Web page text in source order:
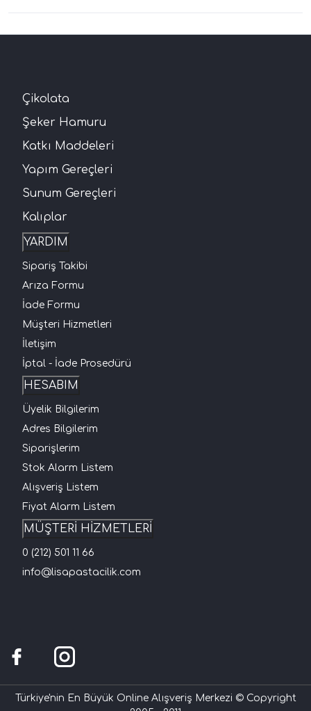
Çikolata
Şeker Hamuru
Katkı Maddeleri
Yapım Gereçleri
Sunum Gereçleri
Kalıplar
YARDIM
Sipariş Takibi
Arıza Formu
İade Formu
Müşteri Hizmetleri
İletişim
İptal - İade Prosedürü
HESABIM
Üyelik Bilgilerim
Adres Bilgilerim
Siparişlerim
Stok Alarm Listem
Alışveriş Listem
Fiyat Alarm Listem
MÜŞTERİ HİZMETLERİ
0 (212) 501 11 66
info@lisapastacilik.com
Türkiye'nin En Büyük Online Alışveriş Merkezi © Copyright